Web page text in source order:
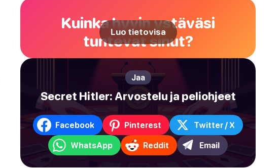
Kuinka hyvin ystäväsi
tuntevat sinut?
Luo tietovisa
Jaa
Secret Hitler: Arvostelu ja peliohjeet
Facebook Pinterest Twitter / X
WhatsApp Reddit Email